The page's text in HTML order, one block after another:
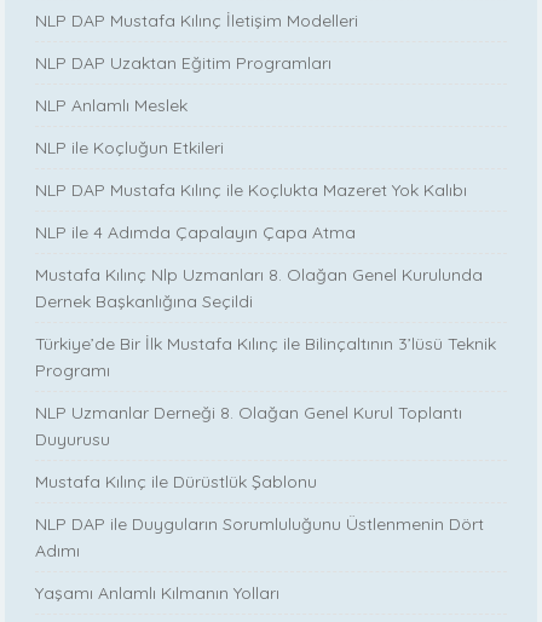
NLP DAP Mustafa Kılınç İletişim Modelleri
NLP DAP Uzaktan Eğitim Programları
NLP Anlamlı Meslek
NLP ile Koçluğun Etkileri
NLP DAP Mustafa Kılınç ile Koçlukta Mazeret Yok Kalıbı
NLP ile 4 Adımda Çapalayın Çapa Atma
Mustafa Kılınç Nlp Uzmanları 8. Olağan Genel Kurulunda
Dernek Başkanlığına Seçildi
Türkiye’de Bir İlk Mustafa Kılınç ile Bilinçaltının 3’lüsü Teknik
Programı
NLP Uzmanlar Derneği 8. Olağan Genel Kurul Toplantı
Duyurusu
Mustafa Kılınç ile Dürüstlük Şablonu
NLP DAP ile Duyguların Sorumluluğunu Üstlenmenin Dört
Adımı
Yaşamı Anlamlı Kılmanın Yolları